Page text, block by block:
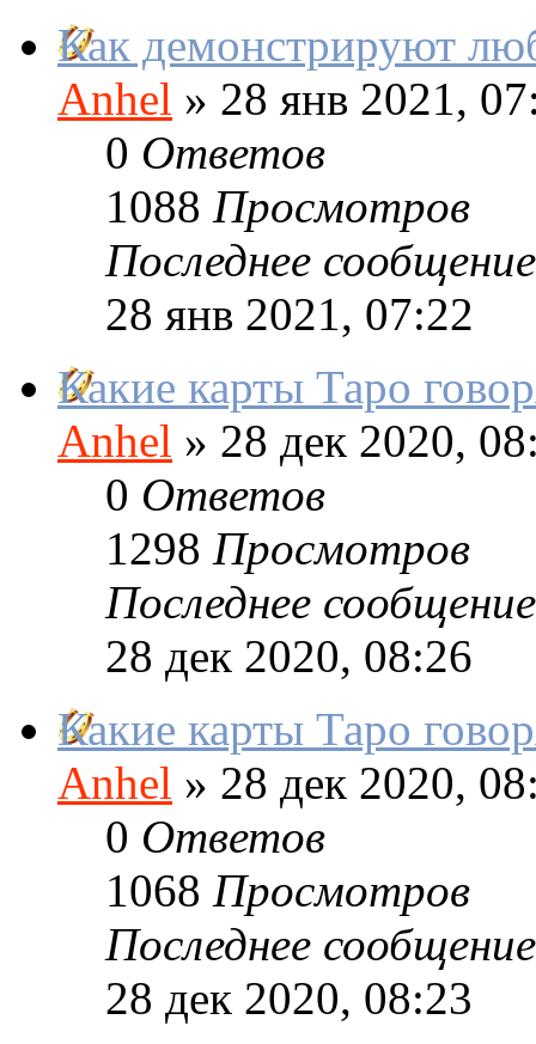
Как демонстрируют
Anhel » 28 янв 2021,
0 Ответов
1088 Просмотров
Последнее сообщение
28 янв 2021, 07:22
Какие карты Таро
Anhel » 28 дек 2020,
0 Ответов
1298 Просмотров
Последнее сообщение
28 дек 2020, 08:26
Какие карты Таро
Anhel » 28 дек 2020,
0 Ответов
1068 Просмотров
Последнее сообщение
28 дек 2020, 08:23